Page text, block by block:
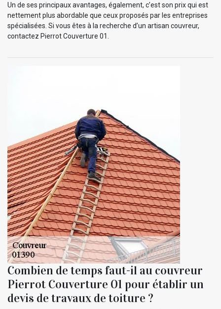
Un de ses principaux avantages, également, c’est son prix qui est
nettement plus abordable que ceux proposés par les entreprises
spécialisées. Si vous êtes à la recherche d’un artisan couvreur,
contactez Pierrot Couverture 01.
Combien de temps faut-il au couvreur
Pierrot Couverture 01 pour établir un
devis de travaux de toiture ?